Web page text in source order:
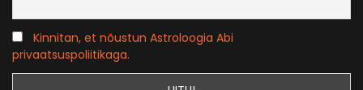
Kinnitan, et nõustun Astroloogia Abi
privaatsuspoliitikaga.